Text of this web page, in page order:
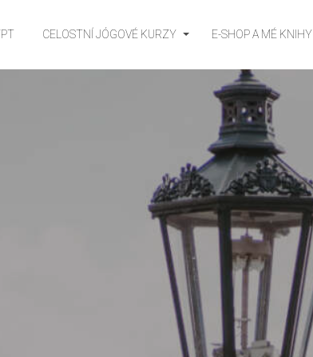
CELOSTNÍ JÓGOVÉ KURZY E-SHOP A MÉ KNIHY